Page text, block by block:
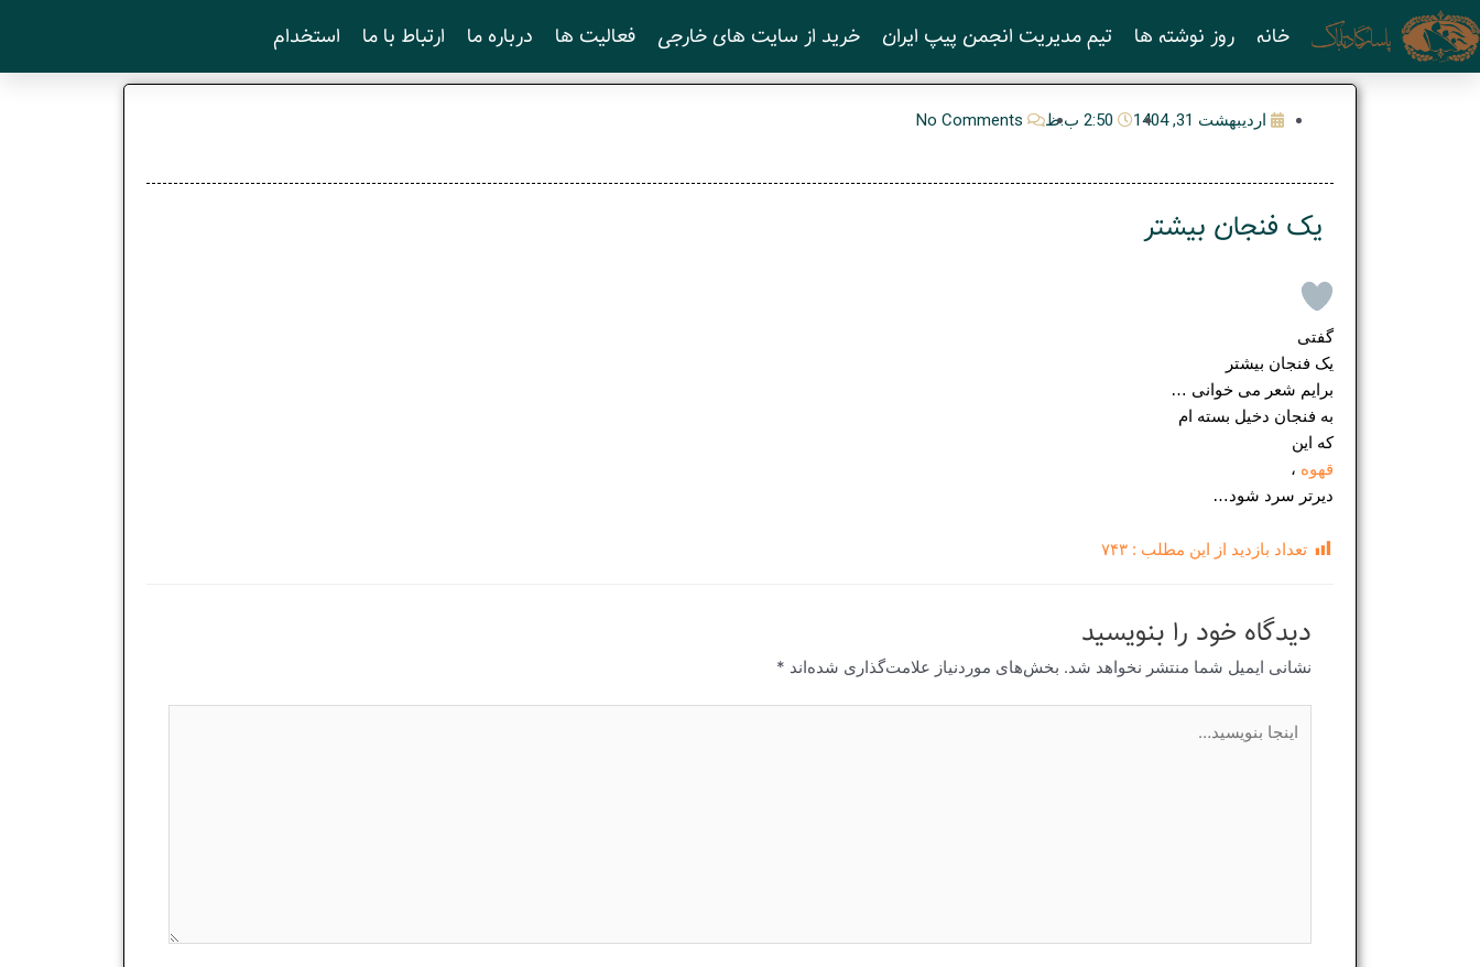
پرش
به
محتوا
خانه روز نوشته ها تیم مدیریت انجمن پیپ ایران خرید از سایت های خارجی فعالیت ها درباره ما ارتباط با ما استخدام
اردیبهشت 31, 1404 2:50 ب.ظ No Comments
یک فنجان بیشتر
گفتی
یک فنجان بیشتر
برایم شعر می خوانی …
به فنجان دخیل بسته ام
که این
قهوه ،
دیرتر سرد شود…
تعداد بازدید از این مطلب : ۷۴۳
دیدگاه‌ خود را بنویسید
نشانی ایمیل شما منتشر نخواهد شد. بخش‌های موردنیاز علامت‌گذاری شده‌اند *
بنویسید…